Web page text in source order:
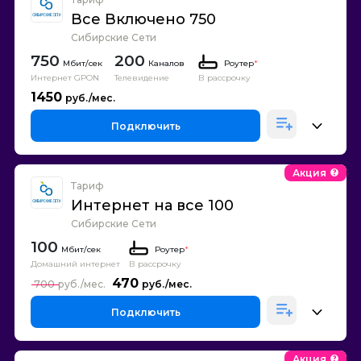
Все Включено 750
Сибирские Сети
750
Интернет GPON
200 Каналов
Телевидение
Роутер*
В рассрочку
1450
Подключить
Тариф
Интернет на все 100
Сибирские Сети
Акция
100
Домашний интернет
Роутер*
В рассрочку
470
700
Подключить